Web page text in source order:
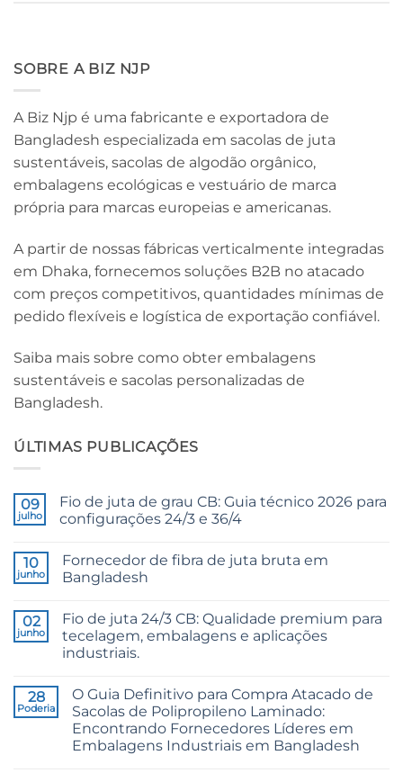
SOBRE A BIZ NJP
A Biz Njp é uma fabricante e exportadora de
Bangladesh especializada em sacolas de juta
sustentáveis, sacolas de algodão orgânico,
embalagens ecológicas e vestuário de marca
própria para marcas europeias e americanas.
A partir de nossas fábricas verticalmente integradas
em Dhaka, fornecemos soluções B2B no atacado
com preços competitivos, quantidades mínimas de
pedido flexíveis e logística de exportação confiável.
Saiba mais sobre como obter embalagens
sustentáveis ​​e sacolas personalizadas de
Bangladesh.
ÚLTIMAS PUBLICAÇÕES
09
julho
Fio de juta de grau CB: Guia técnico 2026 para
configurações 24/3 e 36/4
em
CB
Grade
The
Technical
2026
Guide
and
36/4
Configurations
10
junho
Fornecedor de fibra de juta bruta em
Bangladesh
em
Raw
Jute
Fibre
02
junho
Fio de juta 24/3 CB: Qualidade premium para
tecelagem, embalagens e aplicações
industriais.
em
24/3
CB
Grade
Jute
Yarn:
28
Poderia
O Guia Definitivo para Compra Atacado de
Sacolas de Polipropileno Laminado:
Encontrando Fornecedores Líderes em
Embalagens Industriais em Bangladesh